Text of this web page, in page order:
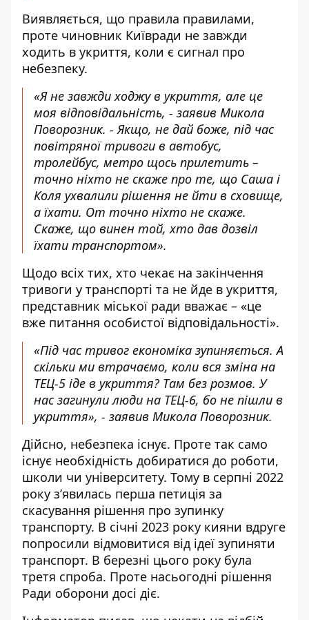
Виявляється, що правила правилами,
проте чиновник Київради не завжди
ходить в укриття, коли є сигнал про
небезпеку.
«Я не завжди ходжу в укриття, але це
моя відповідальність, - заявив Микола
Поворозник. - Якщо, не дай боже, під час
повітряної тривоги в автобус,
тролейбус, метро щось прилетить –
точно ніхто не скаже про те, що Саша і
Коля ухвалили рішення не йти в сховище,
а їхати. От точно ніхто не скаже.
Скаже, що винен той, хто дав дозвіл
їхати транспортом».
Щодо всіх тих, хто чекає на закінчення
тривоги у транспорті та не йде в укриття,
представник міської ради вважає – «це
вже питання особистої відповідальності».
«Під час тривог економіка зупиняється. А
скільки ми втрачаємо, коли вся зміна на
ТЕЦ-5 іде в укриття? Там без розмов. У
нас загинули люди на ТЕЦ-6, бо не пішли в
укриття», - заявив Микола Поворозник.
Дійсно, небезпека існує. Проте так само
існує необхідність добиратися до роботи,
школи чи університету. Тому в серпні 2022
року з’явилась перша петиція за
скасування рішення про зупинку
транспорту. В січні 2023 року кияни вдруге
попросили відмовитися від ідеї зупиняти
транспорт. В березні цього року була
третя спроба. Проте насьогодні рішення
Ради оборони досі діє.